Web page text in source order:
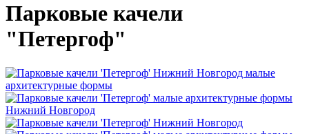
Парковые качели
"Петергоф"